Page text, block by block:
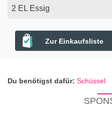
2 EL Essig
Zur Einkaufsliste
Du benötigst dafür: Schüssel